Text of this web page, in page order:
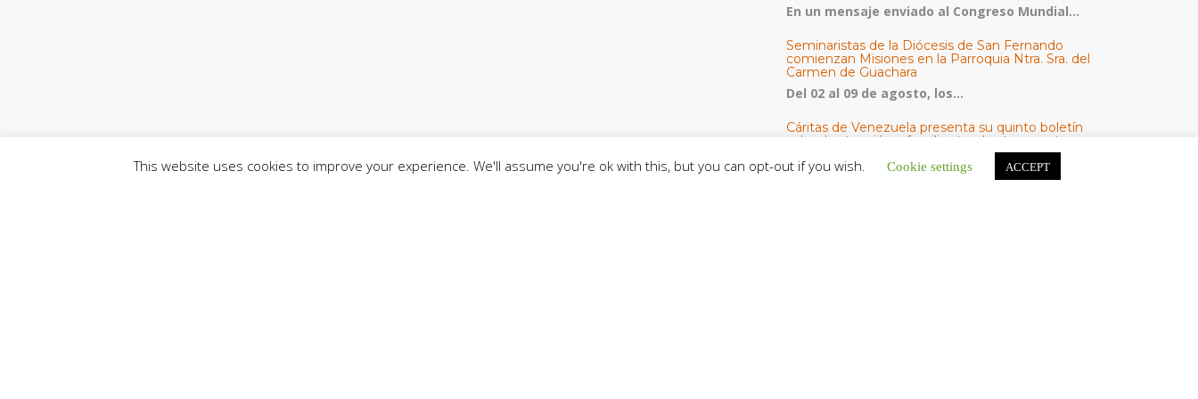
En un mensaje enviado al Congreso Mundial...
Seminaristas de la Diócesis de San Fernando
comienzan Misiones en la Parroquia Ntra. Sra. del
Carmen de Guachara
Del 02 al 09 de agosto, los...
Cáritas de Venezuela presenta su quinto boletín
sobre la atención a familias tras los terremotos
Cáritas de Venezuela publicó este martes 4...
This website uses cookies to improve your experience. We'll assume you're ok with this, but you can opt-out if you wish. Cookie settings ACCEPT